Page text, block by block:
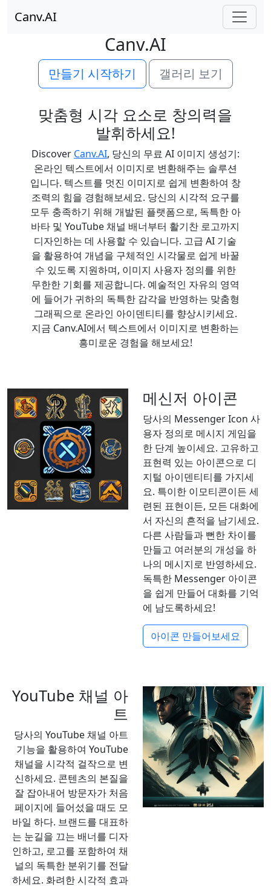
Canv.AI
Canv.AI
만들기 시작하기 갤러리 보기
맞춤형 시각 요소로 창의력을
발휘하세요!
Discover Canv.AI, 당신의 무료 AI 이미지 생성기:
온라인 텍스트에서 이미지로 변환해주는 솔루션
입니다. 텍스트를 멋진 이미지로 쉽게 변환하여 창
조력의 힘을 경험해보세요. 당신의 시각적 요구를
모두 충족하기 위해 개발된 플랫폼으로, 독특한 아
바타 및 YouTube 채널 배너부터 활기찬 로고까지
디자인하는 데 사용할 수 있습니다. 고급 AI 기술
을 활용하여 개념을 구체적인 시각물로 쉽게 바꿀
수 있도록 지원하며, 이미지 사용자 정의를 위한
무한한 기회를 제공합니다. 예술적인 자유의 영역
에 들어가 귀하의 독특한 감각을 반영하는 맞춤형
그래픽으로 온라인 아이덴티티를 향상시키세요.
지금 Canv.AI에서 텍스트에서 이미지로 변환하는
흥미로운 경험을 해보세요!
메신저 아이콘
당사의 Messenger Icon 사
용자 정의로 메시지 게임을
한 단계 높이세요. 고유하고
표현력 있는 아이콘으로 디
지털 아이덴티티를 가지세
요. 특이한 이모티콘이든 세
련된 표현이든, 모든 대화에
서 자신의 흔적을 남기세요.
다른 사람들과 뻔한 차이를
만들고 여러분의 개성을 하
나의 메시지로 반영하세요.
독특한 Messenger 아이콘
을 쉽게 만들어 대화를 기억
에 남도록하세요!
아이콘 만들어보세요
YouTube 채널 아
트
당사의 YouTube 채널 아트
기능을 활용하여 YouTube
채널을 시각적 걸작으로 변
신하세요. 콘텐츠의 본질을
잘 잡아내어 방문자가 처음
페이지에 들어섰을 때도 모
바일 하다. 브랜드를 대표하
는 눈길을 끄는 배너를 디자
인하고, 로고를 포함하여 채
널의 독특한 분위기를 전달
하세요. 화려한 시각적 효과